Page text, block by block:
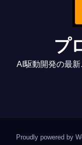
プ
AI駆動開発の最
Proudly powered by